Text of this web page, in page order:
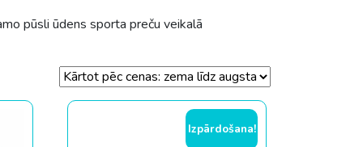
pūsli ūdens sporta preču veikalā
Izpārdošana!